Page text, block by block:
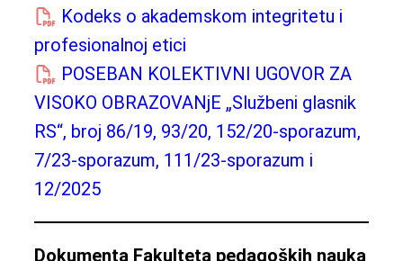
Kodeks o akademskom integritetu i
profesionalnoj etici
POSEBAN KOLEKTIVNI UGOVOR ZA
VISOKO OBRAZOVANjE „Službeni glasnik
RS“, broj 86/19, 93/20, 152/20-sporazum,
7/23-sporazum, 111/23-sporazum i
12/2025
Dokumenta Fakulteta pedagoških nauka